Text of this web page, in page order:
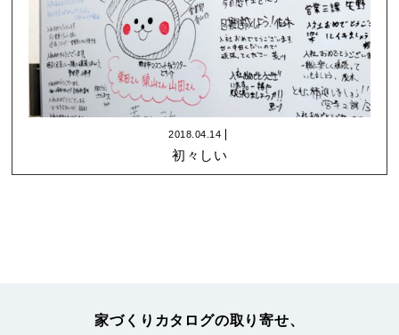
2018.04.14
初々しい
家づくりカタログの取り寄せ、